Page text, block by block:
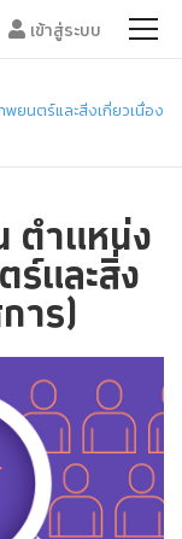
เข้าสู่ระบบ
ยนตร์และสิ่งเกี่ยวเนื่อง
ตำแหน่ง
และสิ่ง
าร)